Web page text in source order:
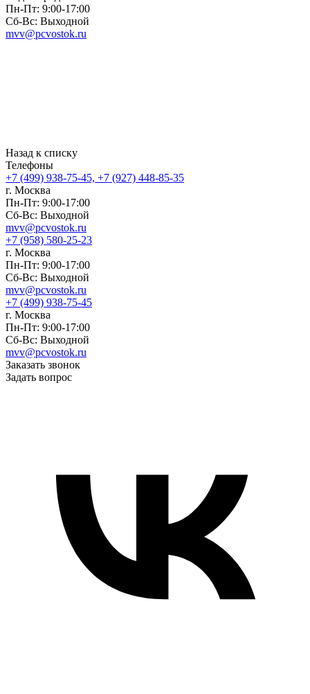
Пн-Пт: 9:00-17:00
Сб-Вс: Выходной
mvv@pcvostok.ru
Назад к списку
Телефоны
+7 (499) 938-75-45, +7 (927) 448-85-35
г. Москва
Пн-Пт: 9:00-17:00
Сб-Вс: Выходной
mvv@pcvostok.ru
+7 (958) 580-25-23
г. Москва
Пн-Пт: 9:00-17:00
Сб-Вс: Выходной
mvv@pcvostok.ru
+7 (499) 938-75-45
г. Москва
Пн-Пт: 9:00-17:00
Сб-Вс: Выходной
mvv@pcvostok.ru
Заказать звонок
Задать вопрос